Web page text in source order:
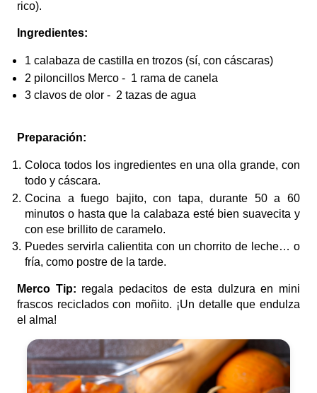
rico).
Ingredientes:
1 calabaza de castilla en trozos (sí, con cáscaras)
2 piloncillos Merco - 1 rama de canela
3 clavos de olor - 2 tazas de agua
Preparación:
Coloca todos los ingredientes en una olla grande, con
todo y cáscara.
Cocina a fuego bajito, con tapa, durante 50 a 60
minutos o hasta que la calabaza esté bien suavecita y
con ese brillito de caramelo.
Puedes servirla calientita con un chorrito de leche… o
fría, como postre de la tarde.
Merco Tip: regala pedacitos de esta dulzura en mini
frascos reciclados con moñito. ¡Un detalle que endulza
el alma!